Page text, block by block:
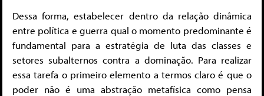
Dessa forma, estabelecer dentro da relação dinâmica
entre política e guerra qual o momento predominante é
fundamental para a estratégia de luta das classes e
setores subalternos contra a dominação. Para realizar
essa tarefa o primeiro elemento a termos claro é que o
poder não é uma abstração metafísica como pensa